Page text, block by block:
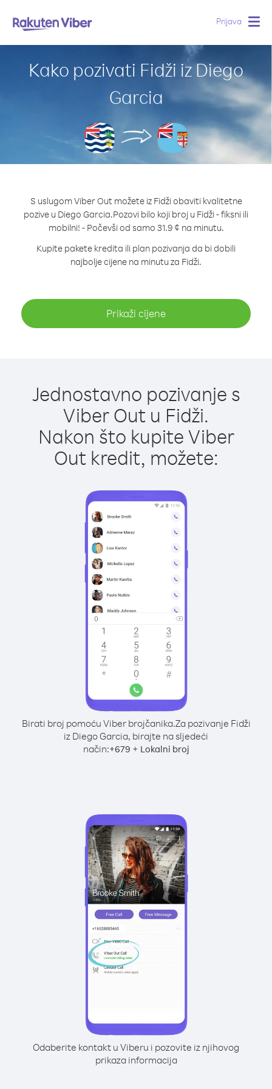
Prijava
Kako pozivati Fidži iz Diego
Garcia
S uslugom Viber Out možete iz Fidži obaviti kvalitetne
pozive u Diego Garcia.Pozovi bilo koji broj u Fidži - fiksni ili
mobilni! - Počevši od samo 31.9 ¢ na minutu.
Kupite pakete kredita ili plan pozivanja da bi dobili
najbolje cijene na minutu za Fidži.
Prikaži cijene
Jednostavno pozivanje s
Viber Out u Fidži.
Nakon što kupite Viber
Out kredit, možete:
Birati broj pomoću Viber brojčanika.Za pozivanje Fidži
iz Diego Garcia, birajte na sljedeći
način:+679 + Lokalni broj
Odaberite kontakt u Viberu i pozovite iz njihovog
prikaza informacija